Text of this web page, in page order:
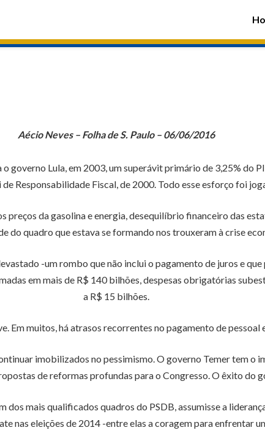
Aécio Neves – Folha de S. Paulo – 06/06/2016
governo Lula, em 2003, um superávit primário de 3,25% do
Responsabilidade Fiscal, de 2000. Todo esse esforço foi
da gasolina e energia, desequilíbrio financeiro das
do quadro que estava se formando nos trouxeram à crise
-um rombo que não inclui o pagamento de juros e
em mais de R$ 140 bilhões, despesas obrigatórias
a R$ 15 bilhões.
Em muitos, há atrasos recorrentes no pagamento de
imobilizados no pessimismo. O governo Temer tem o
de reformas profundas para o Congresso. O êxito do
mais qualificados quadros do PSDB, assumisse a
nas eleições de 2014 -entre elas a coragem para enfrentar